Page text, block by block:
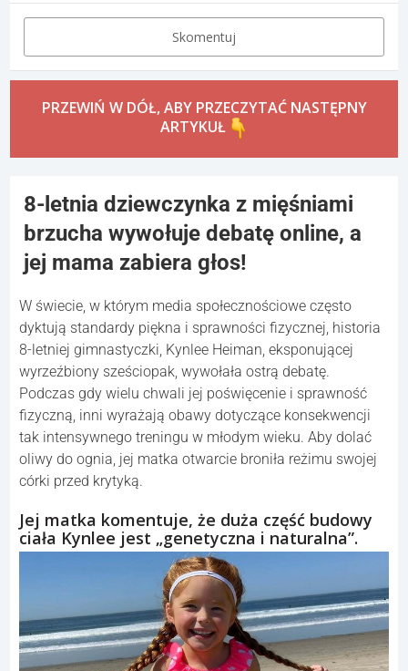
Skomentuj
PRZEWIŃ W DÓŁ, ABY PRZECZYTAĆ NASTĘPNY
ARTYKUŁ
8-letnia dziewczynka z mięśniami
brzucha wywołuje debatę online, a
jej mama zabiera głos!
W świecie, w którym media społecznościowe często
dyktują standardy piękna i sprawności fizycznej, historia
8-letniej gimnastyczki, Kynlee Heiman, eksponującej
wyrzeźbiony sześciopak, wywołała ostrą debatę.
Podczas gdy wielu chwali jej poświęcenie i sprawność
fizyczną, inni wyrażają obawy dotyczące konsekwencji
tak intensywnego treningu w młodym wieku. Aby dolać
oliwy do ognia, jej matka otwarcie broniła reżimu swojej
córki przed krytyką.
Jej matka komentuje, że duża część budowy
ciała Kynlee jest „genetyczna i naturalna”.